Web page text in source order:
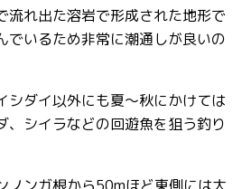
流れ出た溶岩で形成された地形で
でいるため非常に潮通しが良いの
シダイ以外にも夏～秋にかけては
、シイラなどの回遊魚を狙う釣り